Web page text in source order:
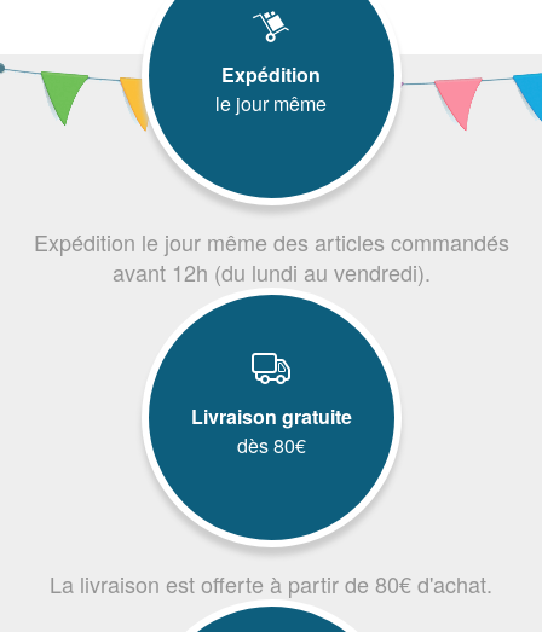
Expédition
le jour même
Expédition le jour même des articles commandés
avant 12h (du lundi au vendredi).
Livraison gratuite
dès 80€
La livraison est offerte à partir de 80€ d'achat.